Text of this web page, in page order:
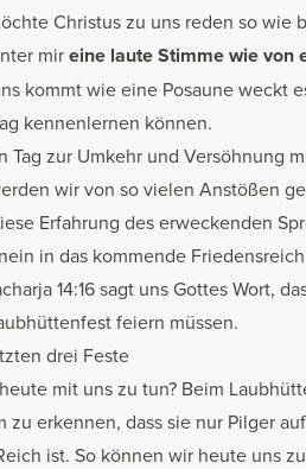
Christus zu uns reden so wie
mireine laute Stimme wie von
kommt wie eine Posaune weckt
kennenlernen können.
Tag zur Umkehr und Versöhnung
wir von so vielen Anstößen
Erfahrung des erweckenden
in das kommende
14:16 sagt uns Gottes Wort,
feiern müssen.
drei Feste
mit uns zu tun? Beim
zu erkennen, dass sie nur Pilger
ist. So können wir heute uns